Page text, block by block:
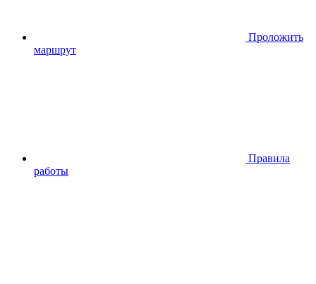
Проложить
маршрут
Правила
работы